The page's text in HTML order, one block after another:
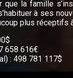
la famille
à ses
plus réceptifs
658 616€
: 498 781 117$